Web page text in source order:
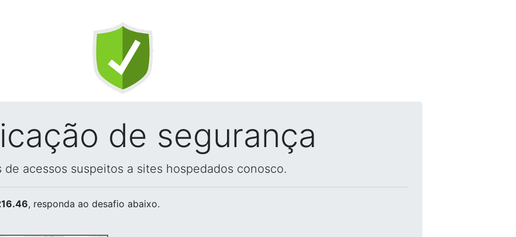
de segurança
acessos suspeitos a sites hospedados conosco.
, responda ao desafio abaixo.